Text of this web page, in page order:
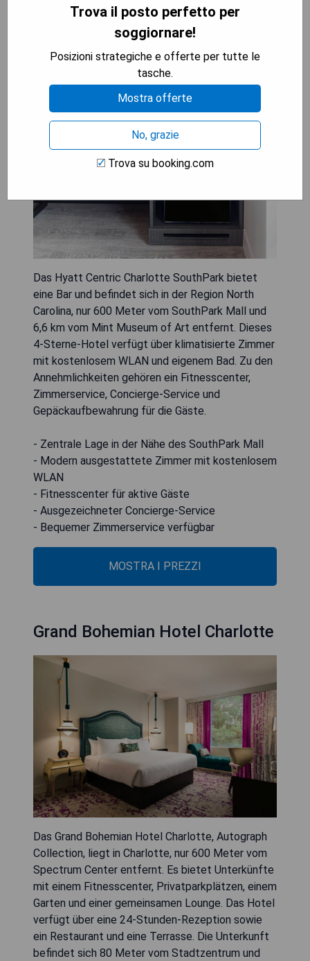
Das Hyatt Centric Charlotte SouthPark bietet
eine Bar und befindet sich in der Region North
Carolina, nur 600 Meter vom SouthPark Mall und
6,6 km vom Mint Museum of Art entfernt. Dieses
4-Sterne-Hotel verfügt über klimatisierte Zimmer
mit kostenlosem WLAN und eigenem Bad. Zu den
Annehmlichkeiten gehören ein Fitnesscenter,
Zimmerservice, Concierge-Service und
Gepäckaufbewahrung für die Gäste.
- Zentrale Lage in der Nähe des SouthPark Mall
- Modern ausgestattete Zimmer mit kostenlosem
WLAN
- Fitnesscenter für aktive Gäste
- Ausgezeichneter Concierge-Service
- Bequemer Zimmerservice verfügbar
MOSTRA I PREZZI
Grand Bohemian Hotel Charlotte
Das Grand Bohemian Hotel Charlotte, Autograph
Collection, liegt in Charlotte, nur 600 Meter vom
Spectrum Center entfernt. Es bietet Unterkünfte
mit einem Fitnesscenter, Privatparkplätzen, einem
Garten und einer gemeinsamen Lounge. Das Hotel
verfügt über eine 24-Stunden-Rezeption sowie
ein Restaurant und eine Terrasse. Die Unterkunft
befindet sich 80 Meter vom Stadtzentrum und
Trova il posto perfetto per
soggiornare!
Posizioni strategiche e offerte per tutte le
tasche.
Mostra offerte
No, grazie
Trova su booking.com